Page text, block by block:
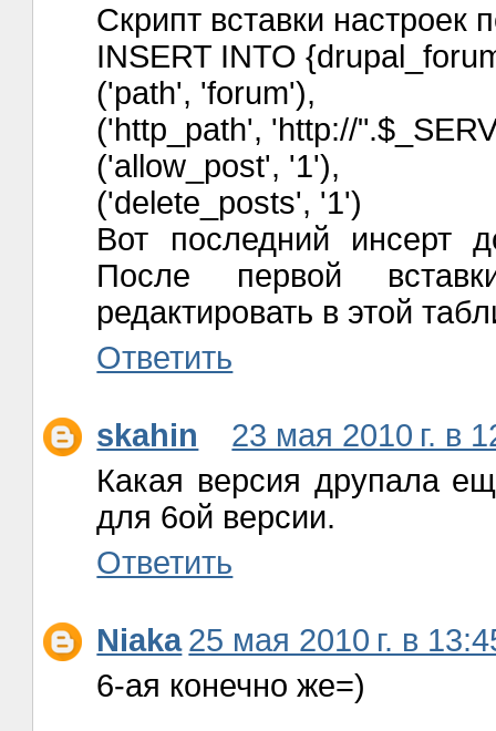
Скрипт вставки настроек
INSERT INTO
('path', 'forum'),
('http_path', 'http://
('allow_post', '1'),
('delete_posts', '1')
Вот последний инсерт
После первой
редактировать в этой
Ответить
skahin
23 мая 2010 г. в
Какая версия друпала
для 6ой версии.
Ответить
Niaka 25 мая 2010 г. в
6-ая конечно же=)